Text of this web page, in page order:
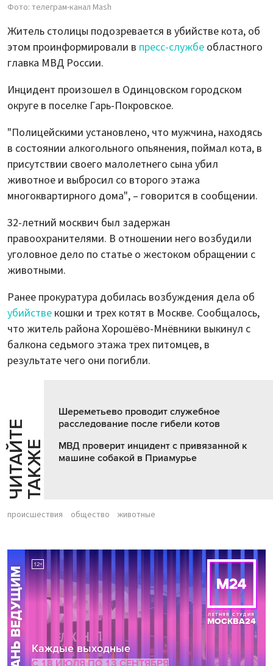
Фото: телеграм-канал Mash
Житель столицы подозревается в убийстве кота, об
этом проинформировали в пресс-службе областного
главка МВД России.
Инцидент произошел в Одинцовском городском
округе в поселке Гарь-Покровское.
"Полицейскими установлено, что мужчина, находясь
в состоянии алкогольного опьянения, поймал кота, в
присутствии своего малолетнего сына убил
животное и выбросил со второго этажа
многоквартирного дома", – говорится в сообщении.
32-летний москвич был задержан
правоохранителями. В отношении него возбудили
уголовное дело по статье о жестоком обращении с
животными.
Ранее прокуратура добилась возбуждения дела об
убийстве кошки и трех котят в Москве. Сообщалось,
что житель района Хорошёво-Мнёвники выкинул с
балкона седьмого этажа трех питомцев, в
результате чего они погибли.
Ч
И
Т
АЙ
Т
Е
Т
А
К
ЖЕ
Шереметьево проводит служебное
расследование после гибели котов
МВД проверит инцидент с привязанной к
машине собакой в Приамурье
происшествия общество животные